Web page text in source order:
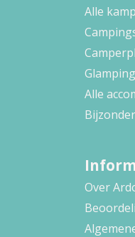
Alle
Glamping
Alle
Over